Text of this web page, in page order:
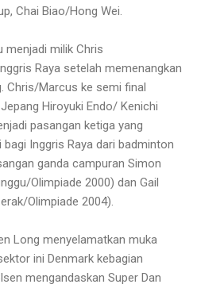
Chai Biao/Hong Wei.
menjadi milik Chris
Raya setelah memenangkan
Chris/Marcus ke semi final
Hiroyuki Endo/ Kenichi
pasangan ketiga yang
Inggris Raya dari badminton
ganda campuran Simon
Olimpiade 2000) dan Gail
Olimpiade 2004).
Long menyelamatkan muka
ini Denmark kebagian
mengandaskan Super Dan